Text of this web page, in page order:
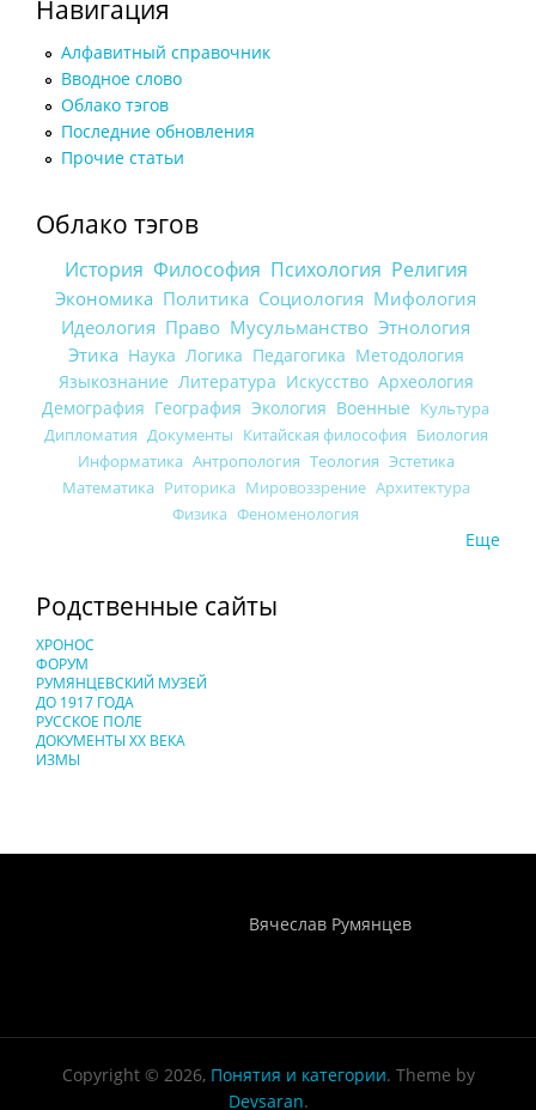
Навигация
Алфавитный справочник
Вводное слово
Облако тэгов
Последние обновления
Прочие статьи
Облако тэгов
История Философия Психология Религия
Экономика Политика Социология Мифология
Идеология Право Мусульманство Этнология
Этика Наука Логика Педагогика Методология
Языкознание Литература Искусство Археология
Демография География Экология Военные Культура
Дипломатия Документы Китайская философия Биология
Информатика Антропология Теология Эстетика
Математика Риторика Мировоззрение Архитектура
Физика Феноменология
Еще
Родственные сайты
ХРОНОС
ФОРУМ
РУМЯНЦЕВСКИЙ МУЗЕЙ
ДО 1917 ГОДА
РУССКОЕ ПОЛЕ
ДОКУМЕНТЫ XX ВЕКА
ИЗМЫ
Вячеслав Румянцев
Copyright © 2026, Понятия и категории. Theme by
Devsaran.